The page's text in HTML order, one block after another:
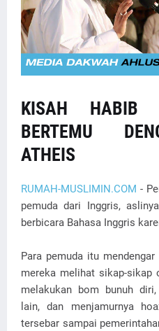
KISAH
BERTEMU
ATHEIS
RUMAH-MUSLIMIN.COM -
pemuda dari Inggris,
berbicara Bahasa Inggris
Para pemuda itu
mereka melihat sikap-
melakukan bom bunuh
lain, dan menjamurnya
tersebar sampai